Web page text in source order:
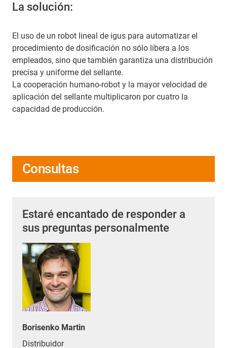
La solución:
El uso de un robot lineal de igus para automatizar el
procedimiento de dosificación no sólo libera a los
empleados, sino que también garantiza una distribución
precisa y uniforme del sellante.
La cooperación humano-robot y la mayor velocidad de
aplicación del sellante multiplicaron por cuatro la
capacidad de producción.
Consultas
Estaré encantado de responder a
sus preguntas personalmente
Borisenko Martin
Distribuidor